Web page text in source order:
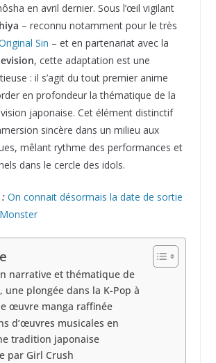
en avril dernier. Sous l’œil vigilant
– reconnu notamment pour le très
Sin – et en partenariat avec la
, cette adaptation est une
: il s’agit du tout premier anime
en profondeur la thématique de la
japonaise. Cet élément distinctif
sincère dans un milieu aux
mêlant rythme des performances et
dans le cercle des idols.
On connait désormais la date de sortie
narrative et thématique de
une plongée dans la K-Pop à
œuvre manga raffinée
d’œuvres musicales en
tradition japonaise
par Girl Crush